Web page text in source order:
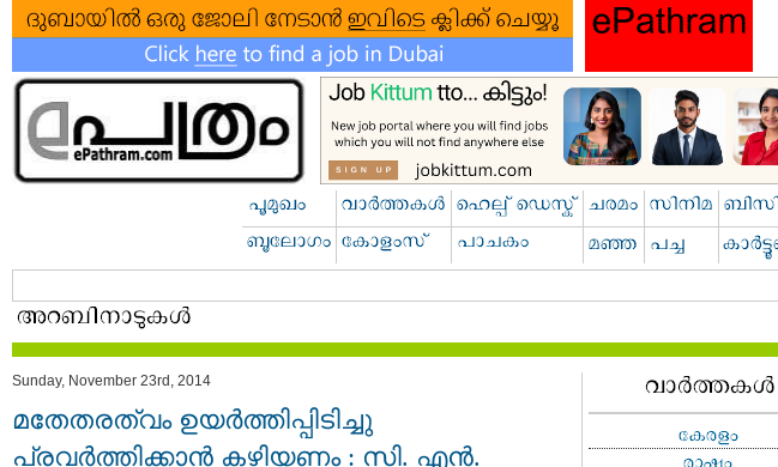
Sunday, November 23rd, 2014
മതേതരത്വം ഉയര്‍ത്തിപ്പിടിച്ചു
പ്രവര്‍ത്തിക്കാന്‍ കഴിയണം : സി. എന്‍.